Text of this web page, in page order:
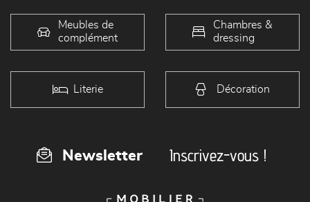
Meubles de
complément
Chambres &
dressing
Literie Décoration
Newsletter Inscrivez-vous !